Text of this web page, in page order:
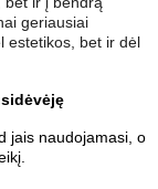
geriausiai
estetikos, bet ir dėl
jais naudojamasi, o